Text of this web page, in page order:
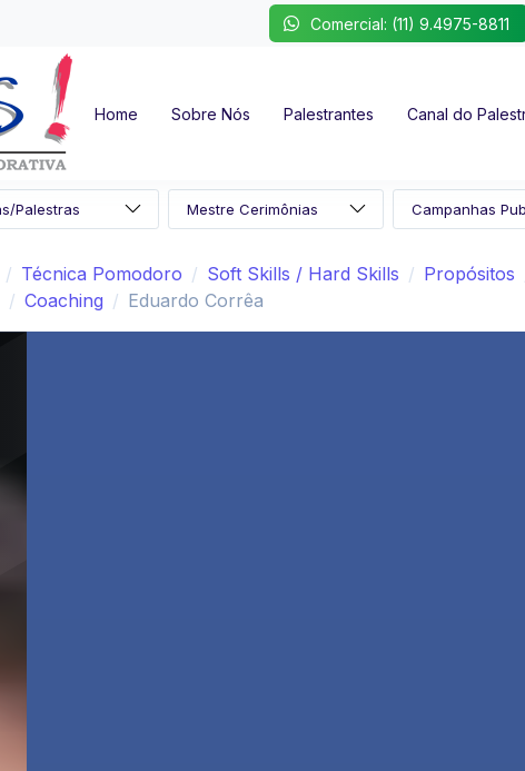
Comercial: (11) 9.4975-8811
Home Sobre Nós Palestrantes Canal do
Técnica Pomodoro Soft Skills / Hard Skills
Propósitos
Coaching Eduardo Corrêa